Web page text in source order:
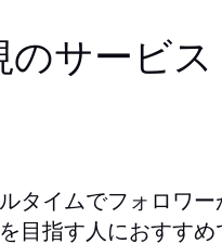
サービス
イムでフォロワー
目指す人におすすめ